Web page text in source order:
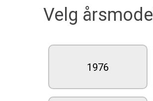
Velg årsmodell
1976